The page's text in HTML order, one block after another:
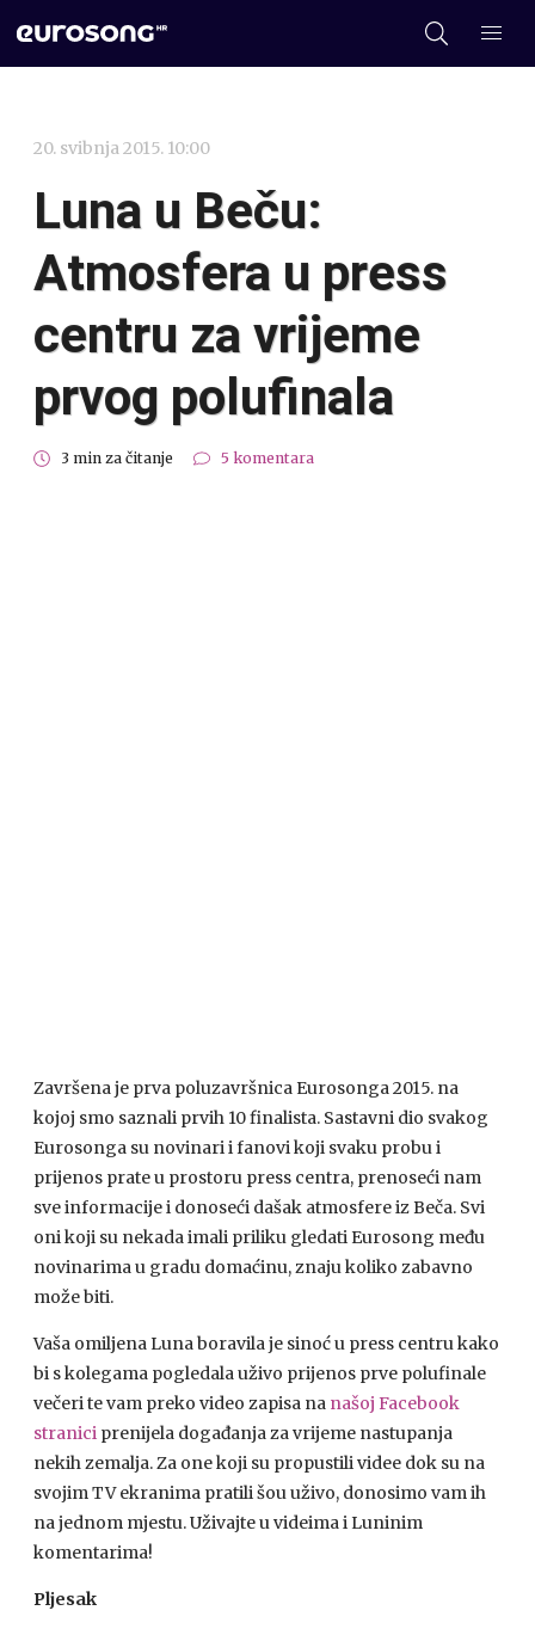
20. svibnja 2015. 10:00
Luna u Beču:
Atmosfera u press
centru za vrijeme
prvog polufinala
3 min za čitanje 5 komentara
Završena je prva poluzavršnica Eurosonga 2015. na
kojoj smo saznali prvih 10 finalista. Sastavni dio svakog
Eurosonga su novinari i fanovi koji svaku probu i
prijenos prate u prostoru press centra, prenoseći nam
sve informacije i donoseći dašak atmosfere iz Beča. Svi
oni koji su nekada imali priliku gledati Eurosong među
novinarima u gradu domaćinu, znaju koliko zabavno
može biti.
Vaša omiljena Luna boravila je sinoć u press centru kako
bi s kolegama pogledala uživo prijenos prve polufinale
večeri te vam preko video zapisa na našoj Facebook
stranici prenijela događanja za vrijeme nastupanja
nekih zemalja. Za one koji su propustili videe dok su na
svojim TV ekranima pratili šou uživo, donosimo vam ih
na jednom mjestu. Uživajte u videima i Luninim
komentarima!
Pljesak